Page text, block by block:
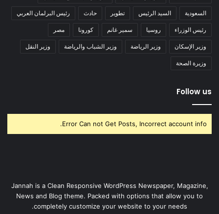
السعودية السيد الرئيس تطوير حادث رئيس البرلمان العربي
رئيس الوزراء روسيا سمير غانم كورونا مصر
وزير الإسكان وزير الرياضة وزير الشباب والرياضة وزير النقل
وزيرة الصحة
Follow us
Error Can not Get Posts, Incorrect account info.
Jannah is a Clean Responsive WordPress Newspaper, Magazine,
News and Blog theme. Packed with options that allow you to
completely customize your website to your needs.